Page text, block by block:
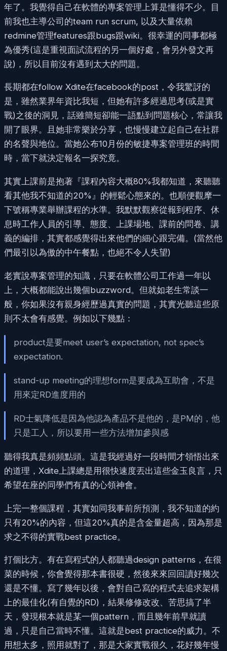
年了。我覺得自己在軟體的專案管理上算是懂得不少。目
前我也主導公司的team run scrum, 以及大量依賴
redmine管理features跟bugs跟wiki。很幸運的同事都極
為優秀(這是重視面試流程的另一個好處，會另外發文再
說)，所以目前沒有遇到太大的問題。
長期都在follow Xdite在facebook的post，令我驚訝的
是，雖然業界年資比我短，但她有許多經過思考(或是實
戰)之後的洞見，話雖簡短卻能一語點到問題核心，常讓我
開了眼界。且她非常樂於分享，也慢慢建立起自己在社群
的名聲與地位。當她公布10月份的敏捷專案管理班的時間
時，當下就決定報名一探究竟。
其實上課前是抱著『課程內容大概80%我都知道，來聽聽
看其他我不知道的20%』的輕鬆心態來的。也順便觀摩一
下號稱專業舉辦課程的水準。我默默觀察從報到程序、休
息時工作人員的引導、態度、上課場地、課前的問卷、講
義的編排，其實都感覺得出來他們的細心跟完備。(當然他
們最引以為傲的中午餐點，也絕不令人失望)
老實說專案管理的知識，只要在軟體公司工作過一年以
上，大概都能說出幾個buzzword。但就如老生常談一
般，你如果沒有親身經歷過真實的問題，其實光聽這些原
則不太會有感覺。例如以下幾點：
product是要meet user’s expectation, not spec’s
expectation.
stand-up meeting的理想form是要成為互助會，不是
用來定RD進度用的
RD士氣降低是因為他認為產品不是他的，是PM的，他
只是工人，所以要用一些方法增加參與感
聽得我真是頻頻點頭。這是我經過好一段時間才領悟出來
的道理，Xdite上課總是用很快速度丟出這些金玉良言，只
希望在座的同學們有真的心領神會。
上完一整個課程，其實如同我事前所預測，我不知道的約
只有20%的內容，但這20%真的是含金量超高，因為那是
求之不得的實戰best practice。
打個比方。有在寫程式的人都聽過design patterns，在很
菜的時候，你會覺得那本書很硬，然後來來回回讀好幾次
還是不懂。寫了幾年以後，會對自己寫的程式去追求架構
上的最佳化(有自覺的RD)，結果修修改改、苦思搞了半
天，發現根本就是某一個pattern，而且幾年前早就讀
過，只是自己當時不懂。這就是best practice的威力。不
用想太多，照用就對了，那是大家實戰很久，花好幾年慢